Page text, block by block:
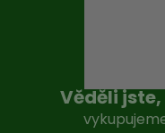
Věděli jste,